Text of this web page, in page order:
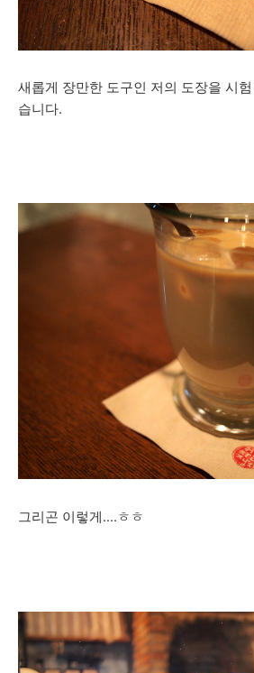
새롭게 장만한 도구인 저의 도장을 시
습니다.
그리곤 이렇게....ㅎㅎ